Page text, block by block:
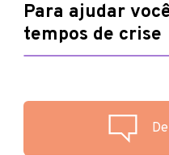
Para ajudar
tempos de crise